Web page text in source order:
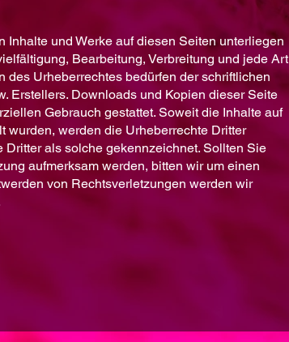
Inhalte und Werke auf diesen Seiten unterliegen
Bearbeitung, Verbreitung und jede Art
des Urheberrechtes bedürfen der schriftlichen
Erstellers. Downloads und Kopien dieser Seite
Gebrauch gestattet. Soweit die Inhalte auf
wurden, werden die Urheberrechte Dritter
Dritter als solche gekennzeichnet. Sollten Sie
aufmerksam werden, bitten wir um einen
von Rechtsverletzungen werden wir